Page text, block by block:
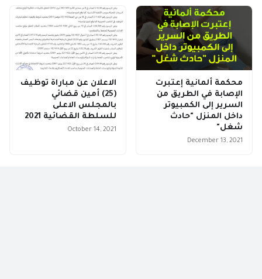
محكمة ألمانية إعتبرت
الإصابة في الطريق من
السرير إلى الكمبيوتر
داخل المنزل "حادث
شغل"
December 13, 2021
الاعلان عن مباراة توظيف
(25) أمين قضائي
بالمجلس الاعلى
للسلطة القضائية 2021
October 14, 2021